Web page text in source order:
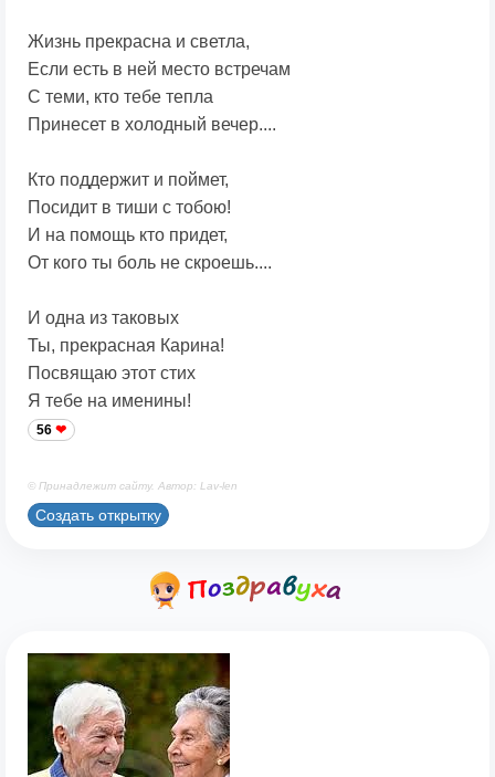
Жизнь прекрасна и светла,
Если есть в ней место встречам
С теми, кто тебе тепла
Принесет в холодный вечер....
Кто поддержит и поймет,
Посидит в тиши с тобою!
И на помощь кто придет,
От кого ты боль не скроешь....
И одна из таковых
Ты, прекрасная Карина!
Посвящаю этот стих
Я тебе на именины!
56
© Принадлежит сайту. Автор: Lav-len
Создать открытку